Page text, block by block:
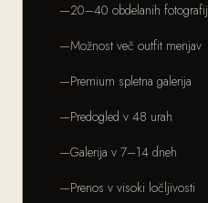
20–40 obdelanih fotografij
Možnost več outfit menjav
Premium spletna galerija
Predogled v 48 urah
Galerija v 7–14 dneh
Prenos v visoki ločljivosti